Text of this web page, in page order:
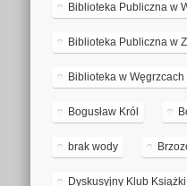
Biblioteka Publiczna w
Biblioteka Publiczna w
Biblioteka w Węgrzcach
Bogusław Król
brak wody
Dyskusyjny Klub Książki